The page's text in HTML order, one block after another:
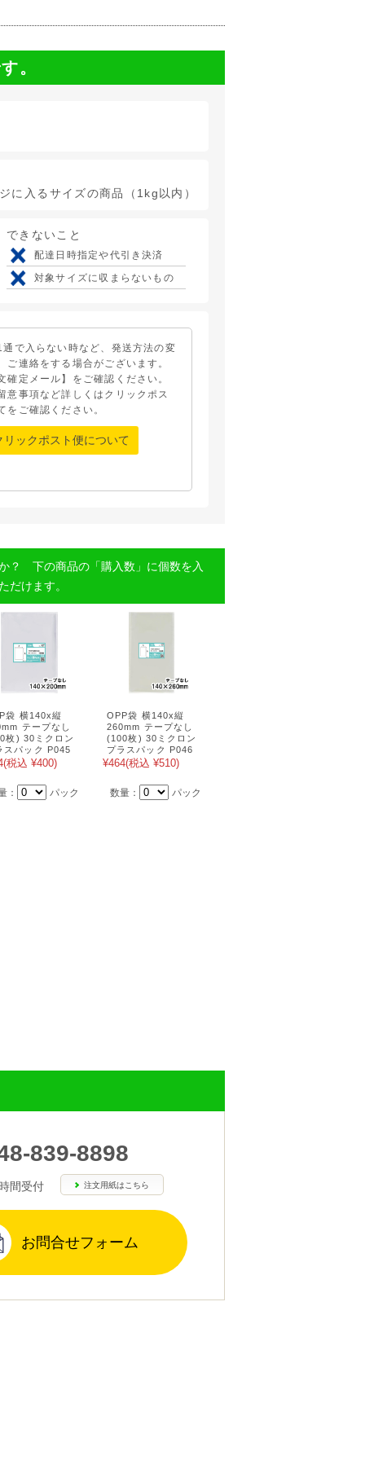
。
るサイズの商品（1kg以内）
できないこと
配達日時指定や代引き決済
対象サイズに収まらないもの
通で入らない時など、発送方法の変
ご連絡をする場合がございます。
確定メール】をご確認ください。
意事項など詳しくはクリックポス
をご確認ください。
リックポスト便について
？ 下の商品の「購入数」に個数を入
だけます。
袋 横140x縦
テープなし
枚) 30ミクロン
スパック P045
(税込 ¥400)
： パック
OPP袋 横140x縦
260mm テープなし
(100枚) 30ミクロン
プラスパック P046
¥464(税込 ¥510)
数量： パック
839-8898
間受付 注文用紙はこちら
お問合せフォーム